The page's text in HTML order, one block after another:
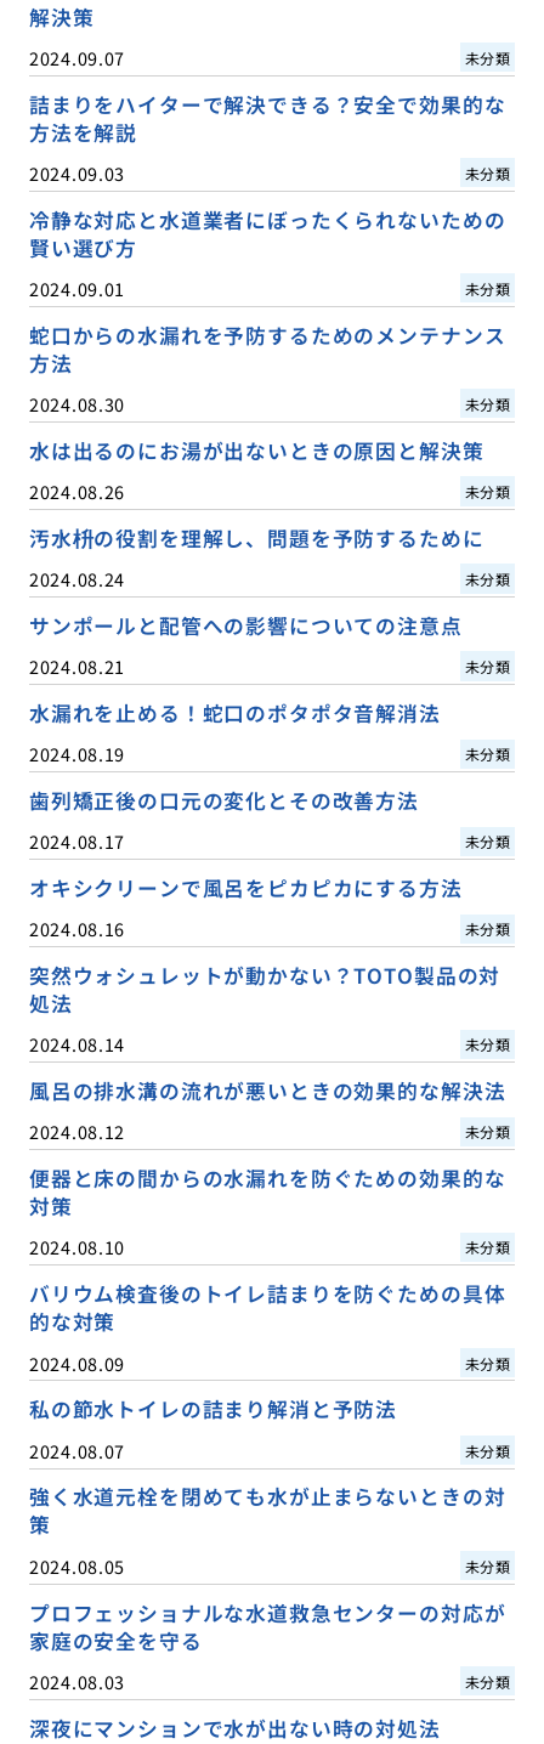
解決策
2024.09.07 未分類
詰まりをハイターで解決できる？安全で効果的な
方法を解説
2024.09.03 未分類
冷静な対応と水道業者にぼったくられないための
賢い選び方
2024.09.01 未分類
蛇口からの水漏れを予防するためのメンテナンス
方法
2024.08.30 未分類
水は出るのにお湯が出ないときの原因と解決策
2024.08.26 未分類
汚水枡の役割を理解し、問題を予防するために
2024.08.24 未分類
サンポールと配管への影響についての注意点
2024.08.21 未分類
水漏れを止める！蛇口のポタポタ音解消法
2024.08.19 未分類
歯列矯正後の口元の変化とその改善方法
2024.08.17 未分類
オキシクリーンで風呂をピカピカにする方法
2024.08.16 未分類
突然ウォシュレットが動かない？TOTO製品の対
処法
2024.08.14 未分類
風呂の排水溝の流れが悪いときの効果的な解決法
2024.08.12 未分類
便器と床の間からの水漏れを防ぐための効果的な
対策
2024.08.10 未分類
バリウム検査後のトイレ詰まりを防ぐための具体
的な対策
2024.08.09 未分類
私の節水トイレの詰まり解消と予防法
2024.08.07 未分類
強く水道元栓を閉めても水が止まらないときの対
策
2024.08.05 未分類
プロフェッショナルな水道救急センターの対応が
家庭の安全を守る
2024.08.03 未分類
深夜にマンションで水が出ない時の対処法